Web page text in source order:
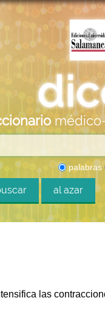
palabras
al azar
las